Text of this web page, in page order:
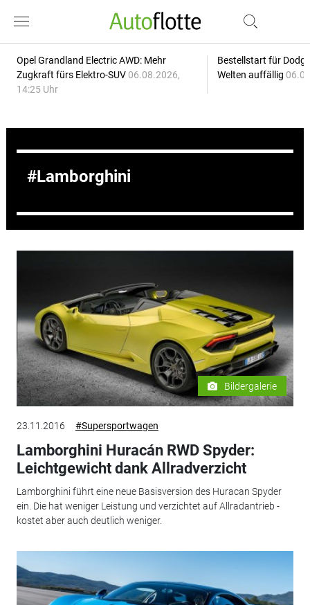
Opel Grandland Electric AWD: Mehr
Zugkraft fürs Elektro-SUV 06.08.2026,
14:25 Uhr
Bestellstart für
Welten auffällig
Lamborghini
Bildergalerie
23.11.2016 #Supersportwagen
Lamborghini Huracán RWD Spyder:
Leichtgewicht dank Allradverzicht
Lamborghini führt eine neue Basisversion des Huracan Spyder
ein. Die hat weniger Leistung und verzichtet auf Allradantrieb -
kostet aber auch deutlich weniger.